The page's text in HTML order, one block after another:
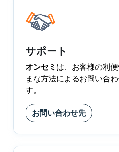
サポート
オンセミ は、お客様の利
まな方法によるお問い合
す。
お問い合わせ先